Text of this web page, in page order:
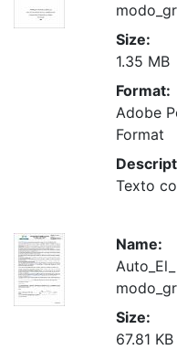
Size:
1.35 MB
Format:
Adobe
Format
Texto
Name:
Auto_El_
Size:
67.81 KB